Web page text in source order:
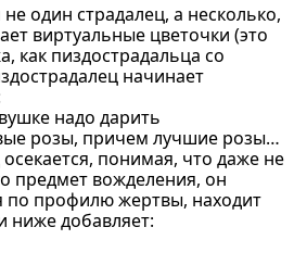
один страдалец, а несколько,
виртуальные цветочки (это
как пиздострадальца со
начинает
надо дарить
розы, причем лучшие розы…
понимая, что даже не
предмет вожделения, он
по профилю жертвы, находит
ниже добавляет: